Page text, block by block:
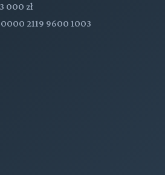
000 zł
2119 9600 1003